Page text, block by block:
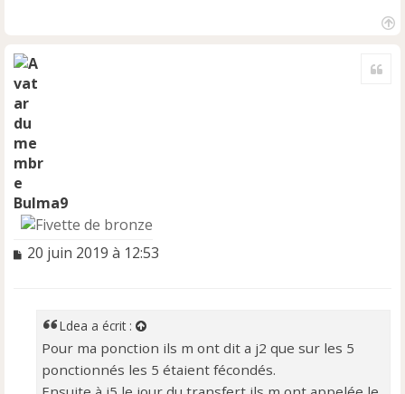
Bulma9
M
20 juin 2019 à 12:53
Ldea a écrit :
Pour ma ponction ils m ont dit a j2 que sur les 5
ponctionnés les 5 étaient fécondés.